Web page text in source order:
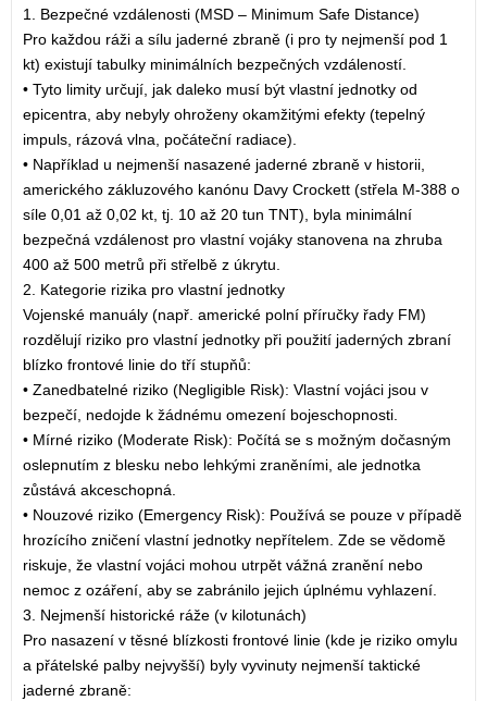
1. Bezpečné vzdálenosti (MSD – Minimum Safe Distance)
Pro každou ráži a sílu jaderné zbraně (i pro ty nejmenší pod 1
kt) existují tabulky minimálních bezpečných vzdáleností.
• Tyto limity určují, jak daleko musí být vlastní jednotky od
epicentra, aby nebyly ohroženy okamžitými efekty (tepelný
impuls, rázová vlna, počáteční radiace).
• Například u nejmenší nasazené jaderné zbraně v historii,
amerického zákluzového kanónu Davy Crockett (střela M-388 o
síle 0,01 až 0,02 kt, tj. 10 až 20 tun TNT), byla minimální
bezpečná vzdálenost pro vlastní vojáky stanovena na zhruba
400 až 500 metrů při střelbě z úkrytu.
2. Kategorie rizika pro vlastní jednotky
Vojenské manuály (např. americké polní příručky řady FM)
rozdělují riziko pro vlastní jednotky při použití jaderných zbraní
blízko frontové linie do tří stupňů:
• Zanedbatelné riziko (Negligible Risk): Vlastní vojáci jsou v
bezpečí, nedojde k žádnému omezení bojeschopnosti.
• Mírné riziko (Moderate Risk): Počítá se s možným dočasným
oslepnutím z blesku nebo lehkými zraněními, ale jednotka
zůstává akceschopná.
• Nouzové riziko (Emergency Risk): Používá se pouze v případě
hrozícího zničení vlastní jednotky nepřítelem. Zde se vědomě
riskuje, že vlastní vojáci mohou utrpět vážná zranění nebo
nemoc z ozáření, aby se zabránilo jejich úplnému vyhlazení.
3. Nejmenší historické ráže (v kilotunách)
Pro nasazení v těsné blízkosti frontové linie (kde je riziko omylu
a přátelské palby nejvyšší) byly vyvinuty nejmenší taktické
jaderné zbraně: